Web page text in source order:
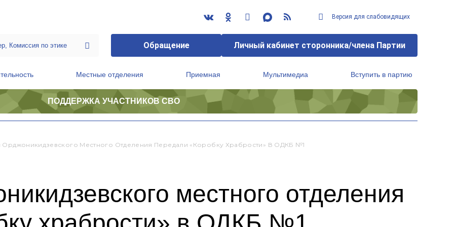
Версия для слабовидящих
Обращение Личный кабинет сторонника/члена Партии
Местные отделения Приемная Мультимедиа Вступить в партию
ПОДДЕРЖКА УЧАСТНИКОВ СВО
Орджоникидзевского Местного Отделения Передали «Коробку Храбрости» В ОДКБ №1
местного отделения